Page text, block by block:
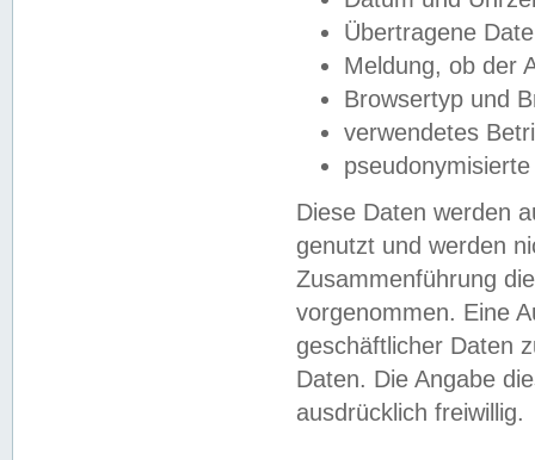
Übertragene
Meldung, ob der
Browsertyp und
verwendetes
Diese Daten werden
genutzt und werden
Zusammenführung
vorgenommen. Eine
geschäftlicher Daten
Daten. Die Angabe
ausdrücklich freiwillig.